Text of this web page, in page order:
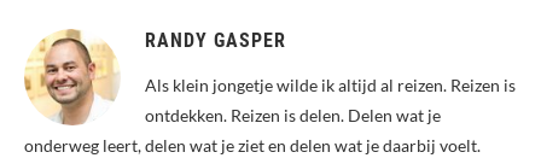
RANDY GASPER
Als klein jongetje wilde ik altijd al reizen. Reizen is
ontdekken. Reizen is delen. Delen wat je
onderweg leert, delen wat je ziet en delen wat je daarbij voelt.